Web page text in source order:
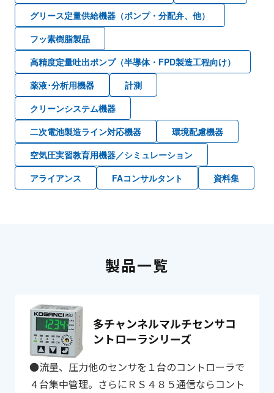
グリース定量供給機器（ポンプ・分配弁、他）
フッ素樹脂製品
高精度定量吐出ポンプ（半導体・FPD製造工程向け）
薬液･分析用機器
計測
クリーンシステム機器
二次電池製造ライン対応機器
環境配慮機器
空気圧実習教育用機器／シミュレーション
アライアンス
FAコンサルタント 資料集
製品一覧
多チャンネルマルチセンサコ
ントローラシリーズ
●流量、圧力他のセンサを１台のコントローラで
４台集中管理。さらにＲＳ４８５通信ならコント